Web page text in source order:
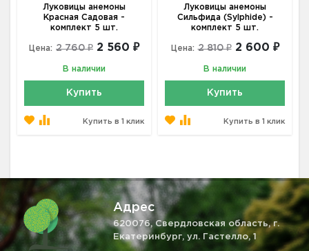
Луковицы анемоны
Красная Садовая -
комплект 5 шт.
Цена: 2 760 ₽ 2 560 ₽
В наличии
Купить
Купить в 1 клик
Луковицы анемоны
Сильфида (Sylphide) -
комплект 5 шт.
Цена: 2 810 ₽ 2 600 ₽
В наличии
Купить
Купить в 1 клик
Адрес
620076, Свердловская область, г.
Екатеринбург, ул. Гастелло, 1